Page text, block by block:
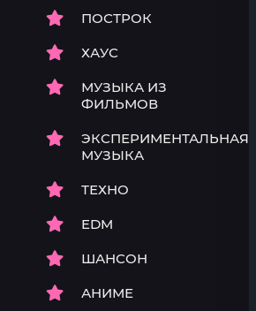
ПОСТРОК
ХАУС
МУЗЫКА ИЗ
ФИЛЬМОВ
ЭКСПЕРИМЕНТАЛЬНАЯ
МУЗЫКА
ТЕХНО
EDM
ШАНСОН
АНИМЕ